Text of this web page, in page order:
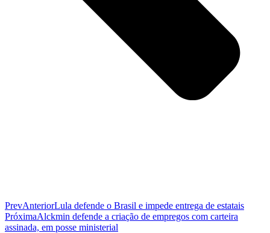
PrevAnteriorLula defende o Brasil e impede entrega de estatais
PróximaAlckmin defende a criação de empregos com carteira
assinada, em posse ministerial